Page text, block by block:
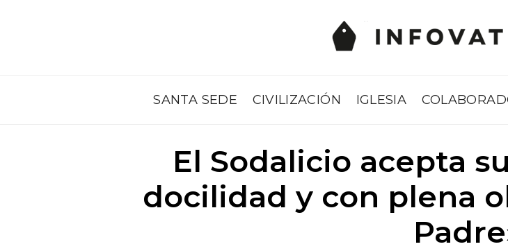
SANTA SEDE CIVILIZACIÓN IGLESIA
El Sodalicio acepta
docilidad y con plena